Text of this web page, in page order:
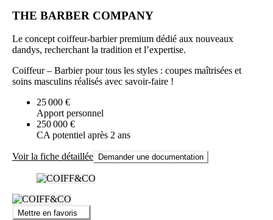
THE BARBER COMPANY
Le concept coiffeur-barbier premium dédié aux nouveaux
dandys, recherchant la tradition et l’expertise.
Coiffeur – Barbier pour tous les styles : coupes maîtrisées et
soins masculins réalisés avec savoir-faire !
25 000 €
Apport personnel
250 000 €
CA potentiel après 2 ans
Voir la fiche détaillée Demander une documentation
Mettre en favoris